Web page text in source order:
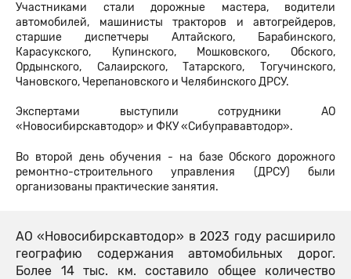
Участниками стали дорожные мастера, водители
автомобилей, машинисты тракторов и автогрейдеров,
старшие диспетчеры Алтайского, Барабинского,
Карасукского, Купинского, Мошковского, Обского,
Ордынского, Салаирского, Татарского, Тогучинского,
Чановского, Черепановского и Челябинского ДРСУ.
Экспертами выступили сотрудники АО
«Новосибирскавтодор» и ФКУ «Сибуправавтодор».
Во второй день обучения - на базе Обского дорожного
ремонтно-строительного управления (ДРСУ) были
организованы практические занятия.
АО «Новосибирскавтодор» в 2023 году расширило
географию содержания автомобильных дорог.
Более 14 тыс. км. составило общее количество